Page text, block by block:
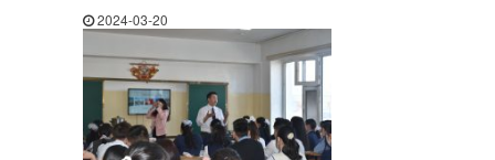
2024-03-20